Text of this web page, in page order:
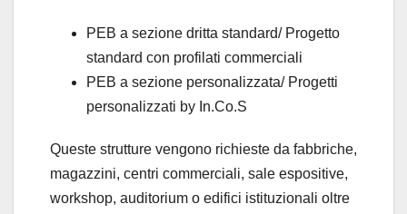
PEB a sezione dritta standard/ Progetto
standard con profilati commerciali
PEB a sezione personalizzata/ Progetti
personalizzati by In.Co.S
Queste strutture vengono richieste da fabbriche,
magazzini, centri commerciali, sale espositive,
workshop, auditorium o edifici istituzionali oltre